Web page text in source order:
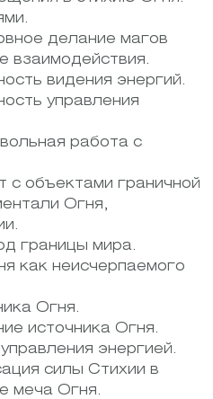
делание магов
взаимодействия.
видения энергий.
управления
работа с
с объектами граничной
Огня,
границы мира.
как неисчерпаемого
Огня.
источника Огня.
энергией.
силы Стихии в
меча Огня.